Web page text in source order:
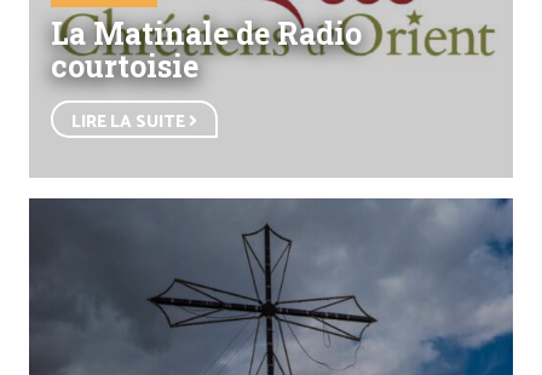
La Matinale de Radio
courtoisie
LIRE LA SUITE